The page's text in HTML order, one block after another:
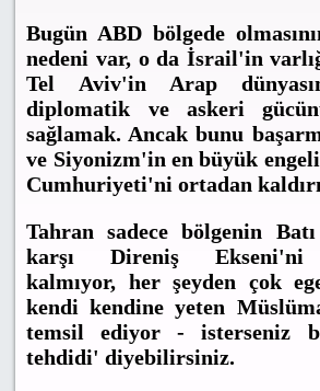
Bugün ABD bölgede
nedeni var, o da İsrail'in
Tel Aviv'in Arap
diplomatik ve askeri
sağlamak. Ancak bunu
ve Siyonizm'in en büyük
Cumhuriyeti'ni ortadan
Tahran sadece bölgenin Batı
karşı Direniş Ekseni'ni
kalmıyor, her şeyden çok
kendi kendine yeten
temsil ediyor - isterseniz
tehdidi' diyebilirsiniz.